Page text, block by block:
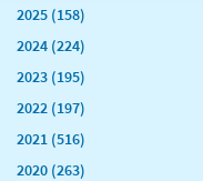
2025 (158)
2024 (224)
2023 (195)
2022 (197)
2021 (516)
2020 (263)